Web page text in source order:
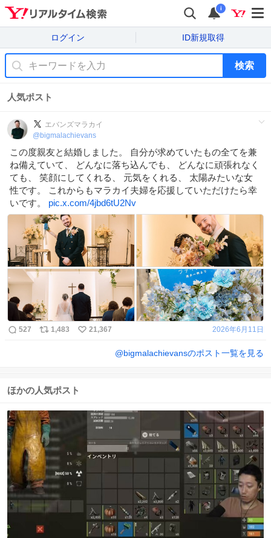
i
ログイン ID新規取得
検索
人気ポスト
エバンズマラカイ
@bigmalachievans
この度親友と結婚しました。 自分が求めていたもの全てを兼
ね備えていて、 どんなに落ち込んでも、 どんなに頑張れなく
ても、 笑顔にしてくれる、 元気をくれる、 太陽みたいな女
性です。 これからもマラカイ夫婦を応援していただけたら幸
いです。 pic.x.com/4jbd6tU2Nv
527 1,483 21,367 2026年6月11日
@bigmalachievansのポスト一覧を見る
ほかの人気ポスト